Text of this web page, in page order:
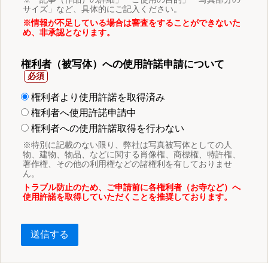
サイズ」など、具体的にご記入ください。
※情報が不足している場合は審査をすることができないた
め、非承認となります。
権利者（被写体）への使用許諾申請について
権利者より使用許諾を取得済み
権利者へ使用許諾申請中
権利者への使用許諾取得を行わない
※特別に記載のない限り、弊社は写真被写体としての人
物、建物、物品、などに関する肖像権、商標権、特許権、
著作権、その他の利用権などの諸権利を有しておりませ
ん。
トラブル防止のため、ご申請前に各権利者（お寺など）へ
使用許諾を取得していただくことを推奨しております。
送信する